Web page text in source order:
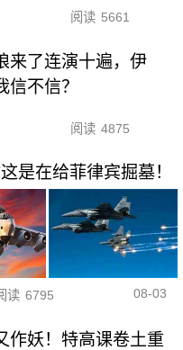
阅读 5661
来了连演十遍，伊
信不信？
阅读 4875
是在给菲律宾掘墓！
读 6795 08-03
作妖！特高课卷土重